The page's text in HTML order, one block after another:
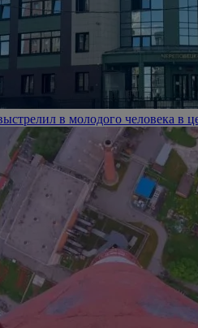
в молодого человека в